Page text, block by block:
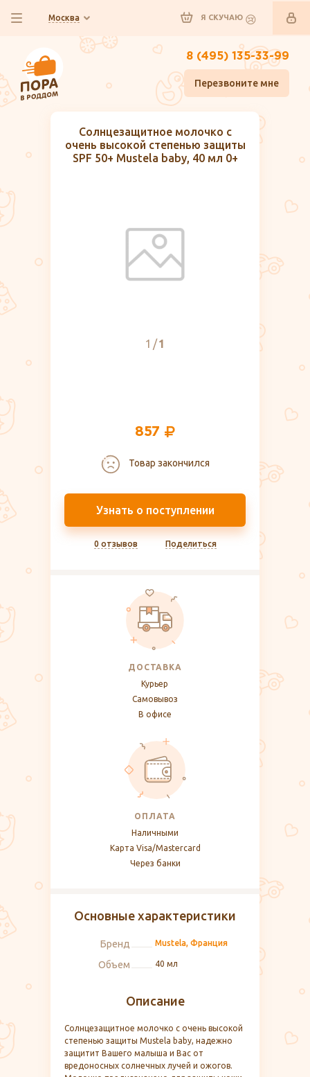
Москва Я СКУЧАЮ
8 (495) 135-33-99
Перезвоните мне
Солнцезащитное молочко с
очень высокой степенью защиты
SPF 50+ Mustela baby, 40 мл 0+
1 1
857
Товар закончился
Узнать о поступлении
0 отзывов Поделиться
ДОСТАВКА
Курьер
Самовывоз
В офисе
ОПЛАТА
Наличными
Карта Visa/Mastercard
Через банки
Описание
Солнцезащитное молочко с очень высокой
степенью защиты Mustela baby, надежно
защитит Вашего малыша и Вас от
вредоносных солнечных лучей и ожогов.
Основные характеристики
Бренд Mustela, Франция
Объем 40 мл